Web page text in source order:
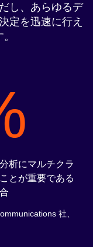
し、あらゆるデ
定を迅速に行え
析にマルチクラ
とが重要である
社、